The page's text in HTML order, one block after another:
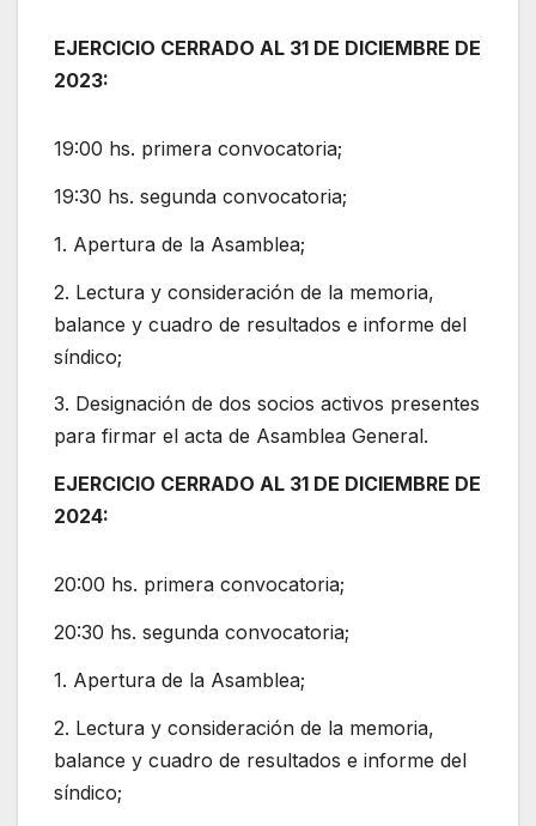
EJERCICIO CERRADO AL 31 DE DICIEMBRE DE
2023:
19:00 hs. primera convocatoria;
19:30 hs. segunda convocatoria;
1. Apertura de la Asamblea;
2. Lectura y consideración de la memoria,
balance y cuadro de resultados e informe del
síndico;
3. Designación de dos socios activos presentes
para firmar el acta de Asamblea General.
EJERCICIO CERRADO AL 31 DE DICIEMBRE DE
2024:
20:00 hs. primera convocatoria;
20:30 hs. segunda convocatoria;
1. Apertura de la Asamblea;
2. Lectura y consideración de la memoria,
balance y cuadro de resultados e informe del
síndico;